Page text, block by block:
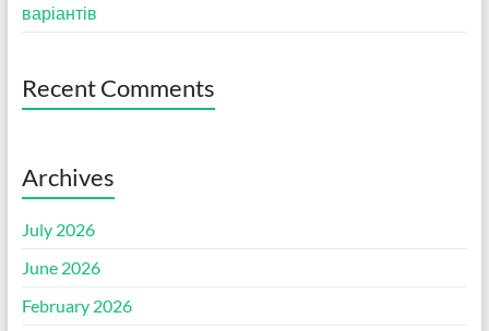
варіантів
Recent Comments
Archives
July 2026
June 2026
February 2026